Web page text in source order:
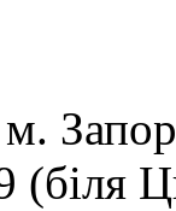
(біля